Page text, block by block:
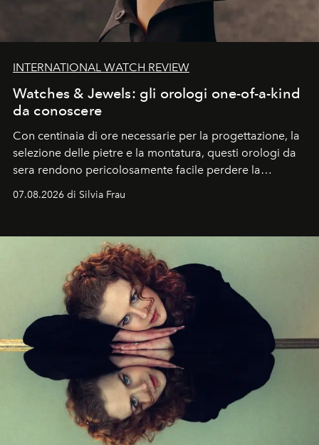
INTERNATIONAL WATCH REVIEW
Watches & Jewels: gli orologi one-of-a-kind
da conoscere
Con centinaia di ore necessarie per la progettazione, la
selezione delle pietre e la montatura, questi orologi da
sera rendono pericolosamente facile perdere la
cognizione del tempo. Ma con quadranti così
07.08.2026 di Silvia Frau